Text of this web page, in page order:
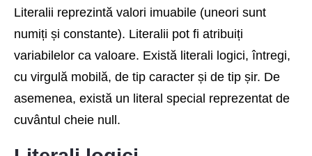
Literalii reprezintă valori imuabile (uneori sunt
numiți și constante). Literalii pot fi atribuiți
variabilelor ca valoare. Există literali logici, întregi,
cu virgulă mobilă, de tip caracter și de tip șir. De
asemenea, există un literal special reprezentat de
cuvântul cheie null.